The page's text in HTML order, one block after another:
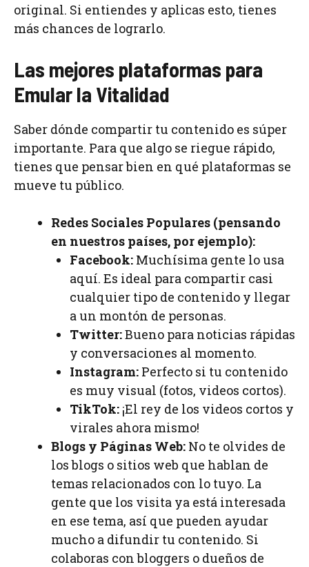
original. Si entiendes y aplicas esto, tienes
más chances de lograrlo.
Las mejores plataformas para
Emular la Vitalidad
Saber dónde compartir tu contenido es súper
importante. Para que algo se riegue rápido,
tienes que pensar bien en qué plataformas se
mueve tu público.
Redes Sociales Populares (pensando
en nuestros países, por ejemplo):
Facebook: Muchísima gente lo usa
aquí. Es ideal para compartir casi
cualquier tipo de contenido y llegar
a un montón de personas.
Twitter:Bueno para noticias rápidas
y conversaciones al momento.
Instagram: Perfecto si tu contenido
es muy visual (fotos, videos cortos).
TikTok: ¡El rey de los videos cortos y
virales ahora mismo!
Blogs y Páginas Web: No te olvides de
los blogs o sitios web que hablan de
temas relacionados con lo tuyo. La
gente que los visita ya está interesada
en ese tema, así que pueden ayudar
mucho a difundir tu contenido. Si
colaboras con bloggers o dueños de